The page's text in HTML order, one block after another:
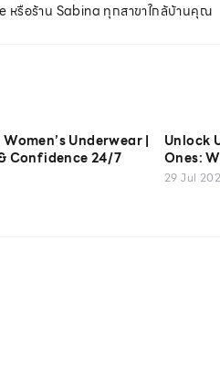
หรือร้าน Sabina ทุกสาขาใกล้บ้านคุณ
Underwear |
Confidence 24/7
Unlock
Ones:
Sabina
29 Jul